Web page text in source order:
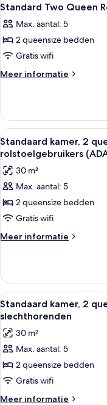
Standard Two Queen
Max. aantal: 5
2 queensize bedden
Gratis wifi
Meer informatie
Meer
Two
Queen
Room
Alle
foto's
voor
Standaard
kamer,
2
queensize
bedden,
rolstoelgebruikers
(ADA
Tub)
laden
5
Standaard kamer, 2
rolstoelgebruikers
30 m²
Max. aantal: 5
2 queensize bedden
Gratis wifi
Meer informatie
Meer
kamer,
queensize
bedden,
voor
rolstoelgebruikers
Tub)
Alle
foto's
voor
Standaard
kamer,
2
queensize
bedden,
5
Standaard kamer, 2
slechthorenden
30 m²
Max. aantal: 5
2 queensize bedden
Gratis wifi
Meer informatie
Meer